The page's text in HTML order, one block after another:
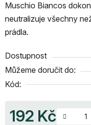
Muschio Biancos
neutralizuje všechny
prádla.
Dostupnost
Můžeme doručit do:
Kód:
192 Kč